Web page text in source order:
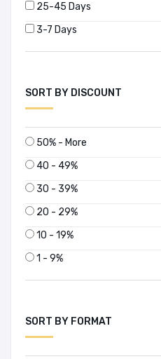
25-45 Days
3-7 Days
SORT BY DISCOUNT
50% - More
40 - 49%
30 - 39%
20 - 29%
10 - 19%
1 - 9%
SORT BY FORMAT